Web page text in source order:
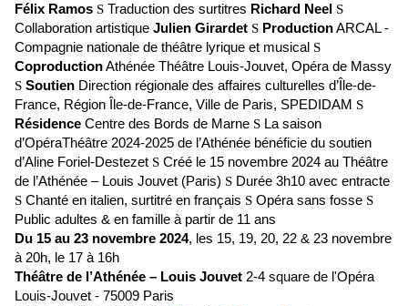
Félix Ramos S Traduction des surtitres Richard Neel S
Collaboration artistique Julien Girardet S ProductionARCAL -
Compagnie nationale de théâtre lyrique et musical S
CoproductionAthénée Théâtre Louis-Jouvet, Opéra de Massy
S Soutien Direction régionale des affaires culturelles d’Île-de-
France, Région Île-de-France, Ville de Paris, SPEDIDAM S
Résidence Centre des Bords de Marne S La saison
d’OpéraThéâtre 2024-2025 de l’Athénée bénéficie du soutien
d’Aline Foriel-Destezet S Créé le 15 novembre 2024 au Théâtre
de l’Athénée – Louis Jouvet (Paris) S Durée 3h10 avec entracte
S Chanté en italien, surtitré en français S Opéra sans fosse S
Public adultes & en famille à partir de 11 ans
Du 15 au 23 novembre 2024, les 15, 19, 20, 22 & 23 novembre
à 20h, le 17 à 16h
Théâtre de l’Athénée – Louis Jouvet 2-4 square de l'Opéra
Louis-Jouvet - 75009 Paris